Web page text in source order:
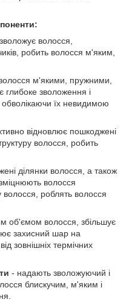
волосся,
робить волосся м'яким,
м'якими, пружними,
глибоке зволоження і
їх невидимою
відновлює пошкоджені
волосся, робить
ділянки волосся, а також
волосся
роблять волосся
об'ємом волосся, збільшує
захисний шар на
зовнішніх термічних
- надають зволожуючий і
блискучим, м'яким і